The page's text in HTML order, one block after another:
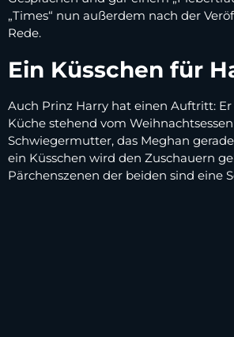
„Times“ nun außerdem nach der
Rede.
Ein Küsschen für
Auch Prinz Harry hat einen Auftritt:
Küche stehend vom
Schwiegermutter, das Meghan
ein Küsschen wird den Zuschauern
Pärchenszenen der beiden sind eine